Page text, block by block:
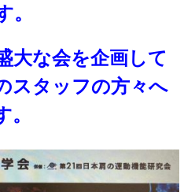
大な会を企画して
スタッフの方々へ